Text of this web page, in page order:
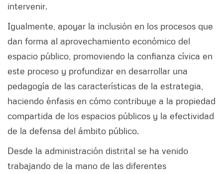
intervenir.
Igualmente, apoyar la inclusión en los procesos que
dan forma al aprovechamiento económico del
espacio público, promoviendo la confianza cívica en
este proceso y profundizar en desarrollar una
pedagogía de las características de la estrategia,
haciendo énfasis en cómo contribuye a la propiedad
compartida de los espacios públicos y la efectividad
de la defensa del ámbito público.
Desde la administración distrital se ha venido
trabajando de la mano de las diferentes